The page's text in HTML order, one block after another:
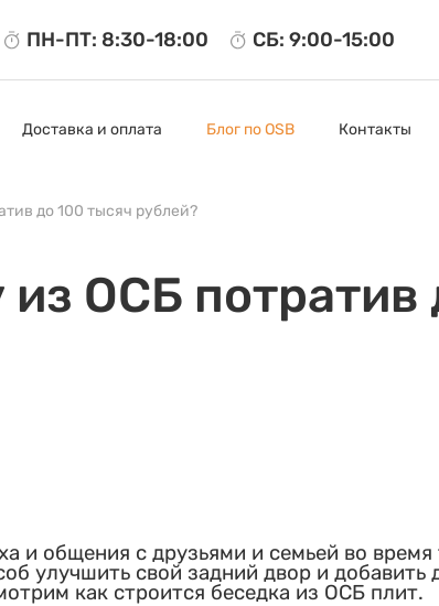
ПН-ПТ: 8:30-18:00 СБ: 9:00-15:00
Доставка и оплата Блог по OSB Контакты
до 100 тысяч рублей?
из ОСБ потратив
и общения с друзьями и семьей во
улучшить свой задний двор и добавить
как строится беседка из ОСБ плит.